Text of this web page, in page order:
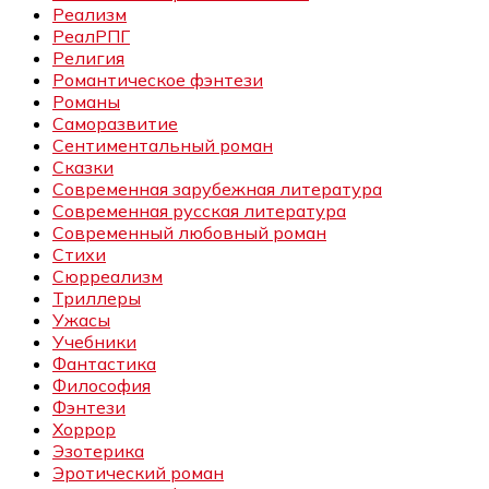
Реализм
РеалРПГ
Религия
Романтическое фэнтези
Романы
Саморазвитие
Сентиментальный роман
Сказки
Современная зарубежная литература
Современная русская литература
Современный любовный роман
Стихи
Сюрреализм
Триллеры
Ужасы
Учебники
Фантастика
Философия
Фэнтези
Хоррор
Эзотерика
Эротический роман